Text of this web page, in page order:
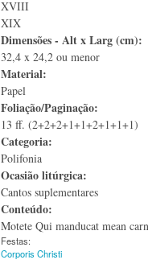
XVIII
XIX
Dimensões - Alt x Larg (cm):
32,4 x 24,2 ou menor
Material:
Papel
Foliação/Paginação:
13 ff. (2+2+2+1+1+2+1+1+1)
Categoria:
Polifonia
Ocasião litúrgica:
Cantos suplementares
Conteúdo:
Motete Qui manducat mean
Festas:
Corporis Christi